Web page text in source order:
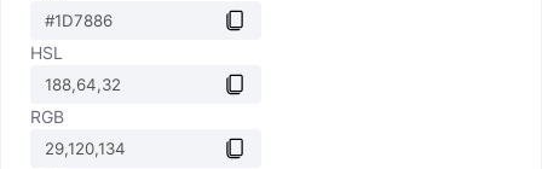
HSL
RGB